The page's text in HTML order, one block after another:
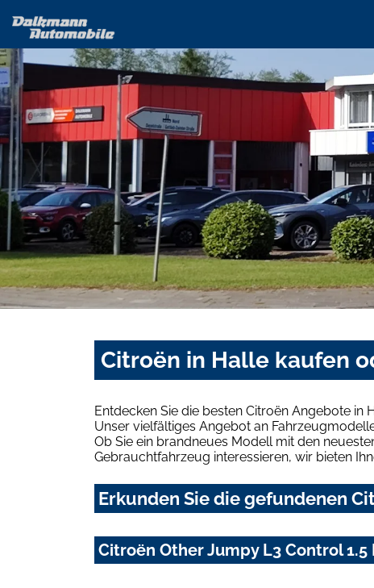
Citroën in Halle kaufen
Entdecken Sie die besten Citroën Angebote in
Unser vielfältiges Angebot an
Ob Sie ein brandneues Modell mit den
Gebrauchtfahrzeug interessieren, wir bieten
Erkunden Sie die gefundenen
Citroën Other Jumpy L3 Control 1.5